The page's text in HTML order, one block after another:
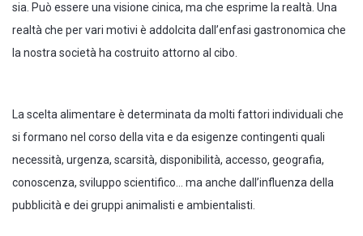
sia. Può essere una visione cinica, ma che esprime la realtà. Una
realtà che per vari motivi è addolcita dall’enfasi gastronomica che
la nostra società ha costruito attorno al cibo.
La scelta alimentare è determinata da molti fattori individuali che
si formano nel corso della vita e da esigenze contingenti quali
necessità, urgenza, scarsità, disponibilità, accesso, geografia,
conoscenza, sviluppo scientifico… ma anche dall’influenza della
pubblicità e dei gruppi animalisti e ambientalisti.